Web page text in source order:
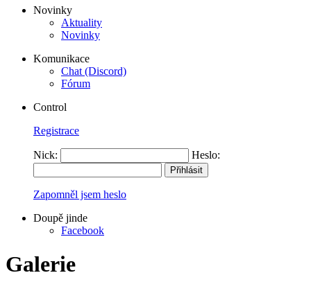
Novinky
Aktuality
Novinky
Komunikace
Chat (Discord)
Fórum
Control
Registrace
Nick: Heslo:
Zapomněl jsem heslo
Doupě jinde
Facebook
Galerie